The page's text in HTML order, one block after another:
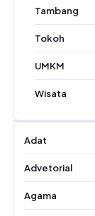
Tambang
Tokoh
UMKM
Wisata
Adat
Advetorial
Agama